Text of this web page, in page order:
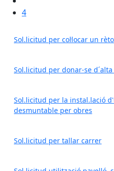
4
Sol.licitud per col·locar un
Sol.licitud per donar-se
Sol.licitud per la instal.lació
desmuntable per obres
Sol.licitud per tallar carrer